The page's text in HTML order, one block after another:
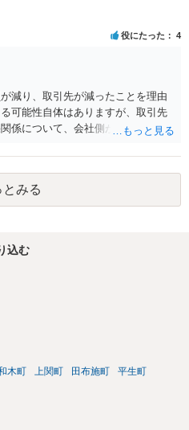
答が難しい案件です。本件は、法
人判断は大いに危険です。 法的責
、労働法にかなり詳しく、上記に
に相談し、法的に正確に分析して
です。弁護士への直接相談が良い
ちんと解明するために、良い知恵
決になりますよう祈念しておりま
解明しましょう！ 頑張って下さ
役にたった 4
減り、取引先が減ったことを理由
可能性自体はありますが、取引先
係について、会社側が立証する義
損害賠償をします」という文言が
の立証のハードルは下がるので、
ります。
とみる
込む
木町 上関町 田布施町 平生町